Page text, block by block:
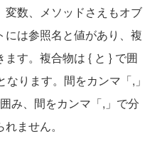
変数、メソッドさえもオブ
には参照名と値があり、複
す。複合物は { と } で囲
なります。間をカンマ「,」
み、間をカンマ「,」で分
ません。